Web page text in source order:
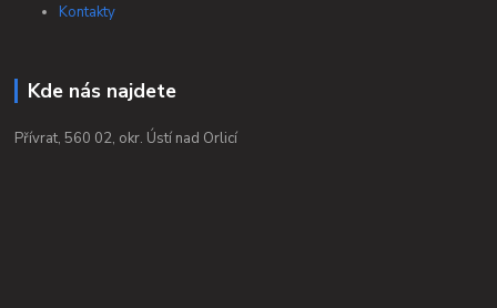
Kontakty
Kde nás najdete
Přívrat, 560 02, okr. Ústí nad Orlicí